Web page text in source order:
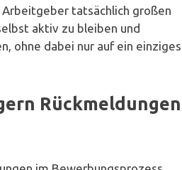
tatsächlich großen
aktiv zu bleiben und
ohne dabei nur auf ein einziges
Rückmeldungen